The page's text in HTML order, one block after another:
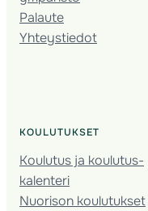
Palaute
Yhteystiedot
KOULUTUKSET
Koulutus ja koulutus­
kalenteri
Nuorison koulutukset